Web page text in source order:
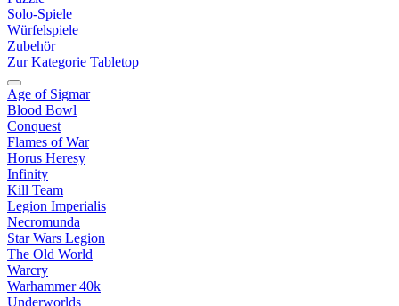
Solo-Spiele
Würfelspiele
Zubehör
Zur Kategorie Tabletop
Age of Sigmar
Blood Bowl
Conquest
Flames of War
Horus Heresy
Infinity
Kill Team
Legion Imperialis
Necromunda
Star Wars Legion
The Old World
Warcry
Warhammer 40k
Underworlds